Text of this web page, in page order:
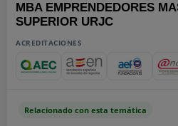
MBA EMPRENDEDORES
SUPERIOR URJC
ACREDITACIONES
Relacionado con esta temática